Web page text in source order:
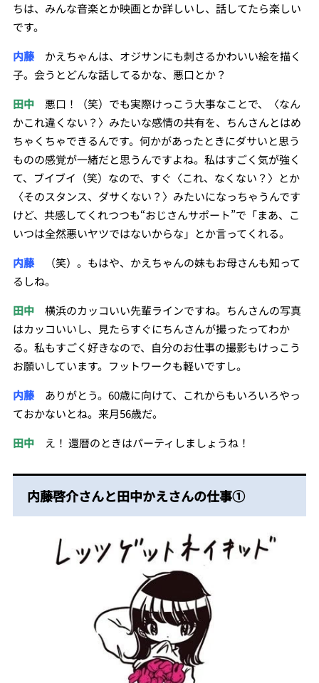
ちは、みんな音楽とか映画とか詳しいし、話してたら楽しい
です。
内藤かえちゃんは、オジサンにも刺さるかわいい絵を描く
子。会うとどんな話してるかな、悪口とか？
田中悪口！（笑）でも実際けっこう大事なことで、〈なん
かこれ違くない？〉みたいな感情の共有を、ちんさんとはめ
ちゃくちゃできるんです。何かがあったときにダサいと思う
ものの感覚が一緒だと思うんですよね。私はすごく気が強く
て、ブイブイ（笑）なので、すぐ〈これ、なくない？〉とか
〈そのスタンス、ダサくない？〉みたいになっちゃうんです
けど、共感してくれつつも“おじさんサポート”で「まあ、こ
いつは全然悪いヤツではないからな」とか言ってくれる。
内藤（笑）。もはや、かえちゃんの妹もお母さんも知って
るしね。
田中横浜のカッコいい先輩ラインですね。ちんさんの写真
はカッコいいし、見たらすぐにちんさんが撮ったってわか
る。私もすごく好きなので、自分のお仕事の撮影もけっこう
お願いしています。フットワークも軽いですし。
内藤ありがとう。60歳に向けて、これからもいろいろやっ
ておかないとね。来月56歳だ。
田中え！ 還暦のときはパーティしましょうね！
内藤啓介さんと田中かえさんの仕事①